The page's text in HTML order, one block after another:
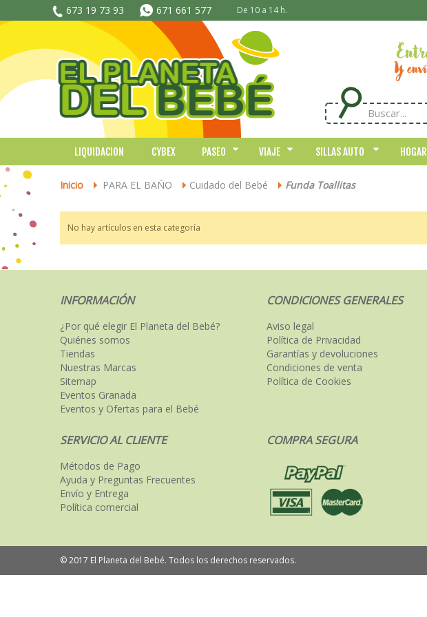
673 19 73 93 671 661 577 De 10 a 14 h.
LIQUIDACION CYBEX PASEO VIAJE SILLAS AUTO HOGAR
Inicio > PARA EL BAÑO > Cuidado del Bebé > Funda Toallitas
No hay artículos en esta categoría
INFORMACIÓN
¿Por qué elegir El Planeta del Bebé?
Quiénes somos
Tiendas
Nuestras Marcas
Sitemap
Eventos Granada
Eventos y Ofertas para el Bebé
CONDICIONES GENERALES
Aviso legal
Política de Privacidad
Garantías y devoluciones
Condiciones de venta
Política de Cookies
SERVICIO AL CLIENTE
Métodos de Pago
Ayuda y Preguntas Frecuentes
Envío y Entrega
Política comercial
COMPRA SEGURA
© 2017 El Planeta del Bebé. Todos los derechos reservados.